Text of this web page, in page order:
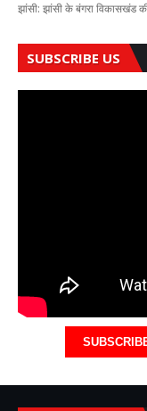
झांसी: झांसी के बंगरा विकासखंड
SUBSCRIBE US